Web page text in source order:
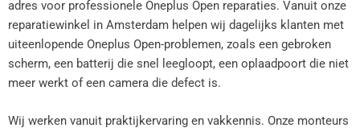
adres voor professionele Oneplus Open reparaties. Vanuit onze
reparatiewinkel in Amsterdam helpen wij dagelijks klanten met
uiteenlopende Oneplus Open-problemen, zoals een gebroken
scherm, een batterij die snel leegloopt, een oplaadpoort die niet
meer werkt of een camera die defect is.
Wij werken vanuit praktijkervaring en vakkennis. Onze monteurs